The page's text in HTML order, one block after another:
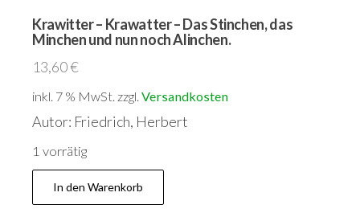
Krawitter – Krawatter – Das Stinchen, das
Minchen und nun noch Alinchen.
13,60€
inkl. 7 % MwSt. zzgl. Versandkosten
Autor: Friedrich, Herbert
1 vorrätig
Krawitter
-
In den Warenkorb